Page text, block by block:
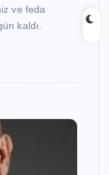
ve feda
kaldı.